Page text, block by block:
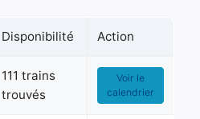
Disponibilité Action
111 trains
trouvés
Voir le
calendrier